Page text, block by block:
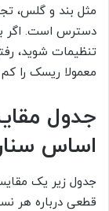
مثل بند و گلس،
دسترس است. اگر
تنظیمات شوید،
معمولا ریسک را
جدول
اساس
جدول زیر یک
قطعی درباره هر